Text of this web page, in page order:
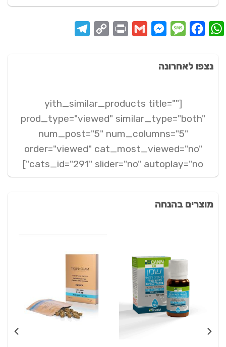
WhatsApp
Facebook
Message
Messenger
Gmail
Print
Copy
Telegram
נצפו לאחרונה
[yith_similar_products title=""
prod_type="viewed" similar_type="both"
num_post="5" num_columns="5"
order="viewed" cat_most_viewed="no"
cats_id="291" slider="no" autoplay="no"]
מוצרים בהנחה